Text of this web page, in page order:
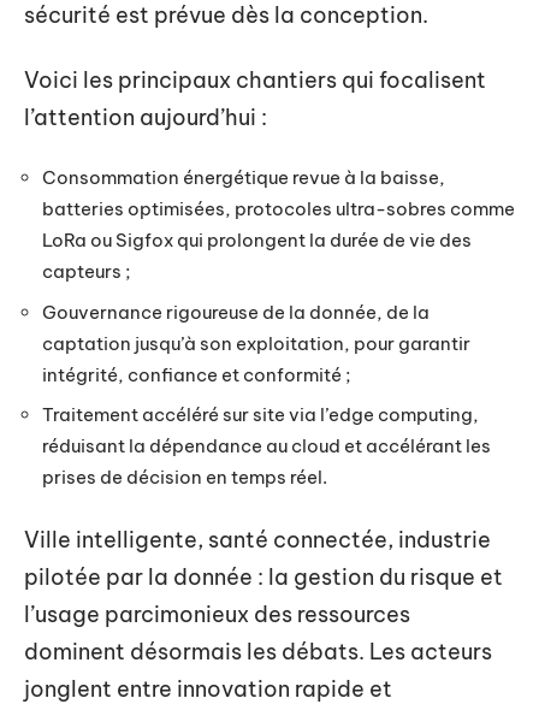
sécurité est prévue dès la conception.
Voici les principaux chantiers qui focalisent
l’attention aujourd’hui :
Consommation énergétique revue à la baisse,
batteries optimisées, protocoles ultra-sobres comme
LoRa ou Sigfox qui prolongent la durée de vie des
capteurs ;
Gouvernance rigoureuse de la donnée, de la
captation jusqu’à son exploitation, pour garantir
intégrité, confiance et conformité ;
Traitement accéléré sur site via l’edge computing,
réduisant la dépendance au cloud et accélérant les
prises de décision en temps réel.
Ville intelligente, santé connectée, industrie
pilotée par la donnée : la gestion du risque et
l’usage parcimonieux des ressources
dominent désormais les débats. Les acteurs
jonglent entre innovation rapide et